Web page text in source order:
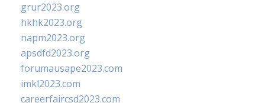
grur2023.org
hkhk2023.org
napm2023.org
apsdfd2023.org
forumausape2023.com
imkl2023.com
careerfaircsd2023.com